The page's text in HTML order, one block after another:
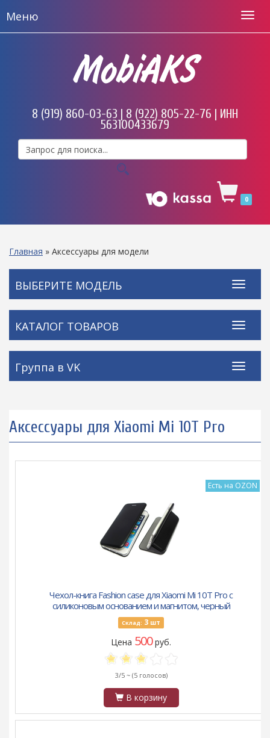
Меню
MobiAKS
8 (919) 860-03-63 | 8 (922) 805-22-76 | ИНН
563100433679
0
Главная » Аксессуары для модели
ВЫБЕРИТЕ МОДЕЛЬ
КАТАЛОГ ТОВАРОВ
Группа в VK
Аксессуары для Xiaomi Mi 10T Pro
Есть на OZON
Чехол-книга Fashion case для Xiaomi Mi 10T Pro с
силиконовым основанием и магнитом, черный
Склад: 3 шт
Цена 500руб.
3/5 ~ (5 голосов)
В корзину